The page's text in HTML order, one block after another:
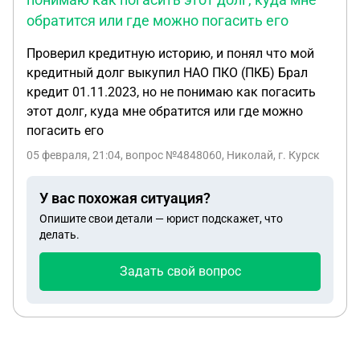
показали запись, на которой отчетливо видны
обращение с ребенком: Одна из нянь, сидящая в
телефоне, тянула моего сына за левую руку, когда
он спускался с горки. Руки маленького ребенка
очень хрупкие, и такое обращение может
привести к серьезным травмам. 2. Отсутствие
надлежащего присмотра: Мой сын упал, прыгая
момент рядом с ним не было ни одной няни, хотя
они обязаны постоянно находиться рядом с
детьми. Когда я указала на эти моменты,
сотрудница заявила, что они «смотрели на
быстрой перемотке» и поэтому «не увидели».
Никаких извинений или сочувствия со стороны
обратится или где можно погасить его
Проверил кредитную историю, и понял что мой
кредитный долг выкупил НАО ПКО (ПКБ) Брал
кредит 01.11.2023, но не понимаю как погасить
этот долг, куда мне обратится или где можно
погасить его
05 февраля, 21:04, вопрос №4848060, Николай, г. Курск
У вас похожая ситуация?
Опишите свои детали — юрист подскажет, что
делать.
Задать свой вопрос